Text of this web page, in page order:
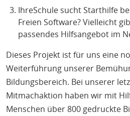
IhreSchule sucht Starthilfe
Freien Software? Vielleicht
passendes Hilfsangebot im
Dieses Projekt ist für uns eine
Weiterführung unserer
Bildungsbereich. Bei unserer
Mitmachaktion haben wir mit
Menschen über 800 gedruckte